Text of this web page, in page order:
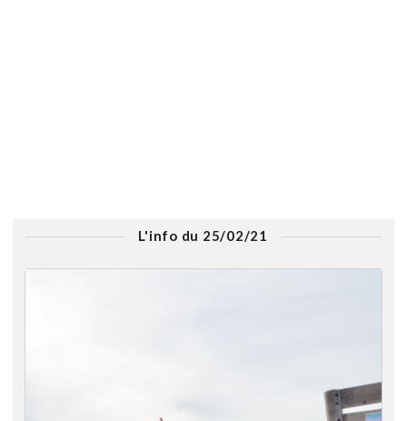
L'info du 25/02/21